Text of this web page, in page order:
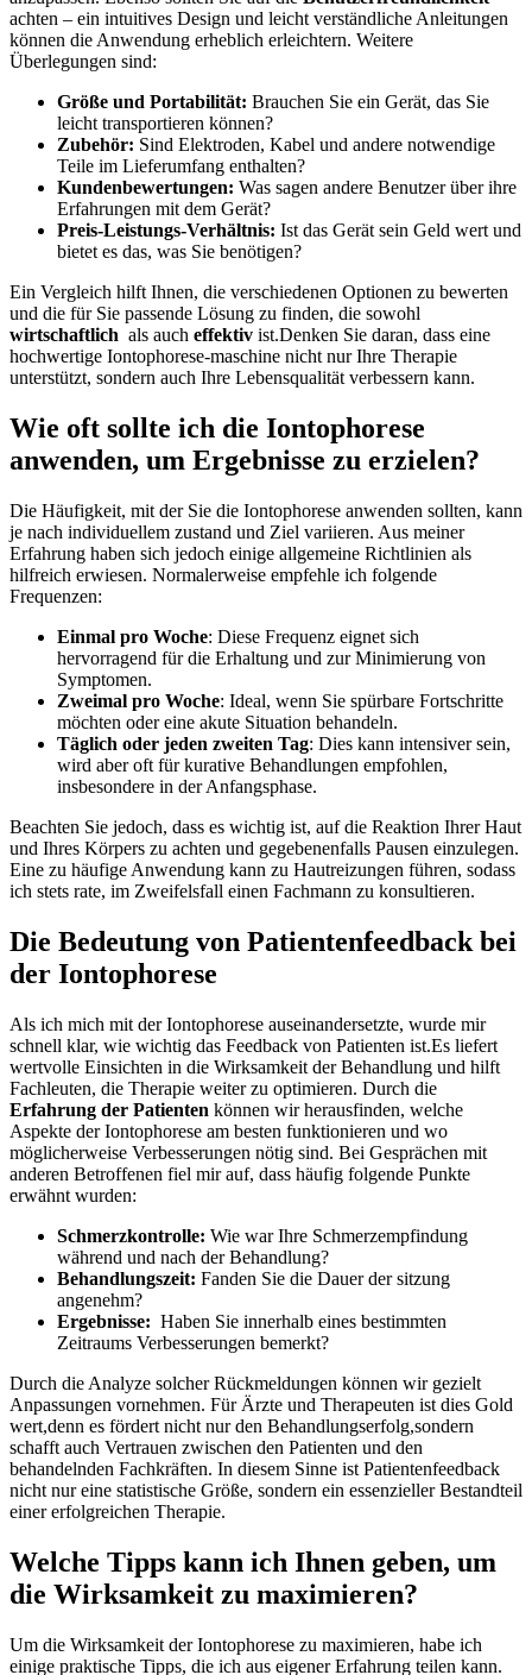
achten – ein ‍intuitives Design und​ leicht verständliche Anleitungen
können⁢ die Anwendung erheblich ⁢erleichtern. Weitere
Überlegungen sind:
Größe und ⁤Portabilität: Brauchen ⁣Sie ein Gerät,​ das Sie
leicht transportieren können?
Zubehör: Sind Elektroden, Kabel ⁤und andere notwendige
Teile ‌im Lieferumfang enthalten?
Kundenbewertungen: Was⁣ sagen andere Benutzer über ⁤ihre
Erfahrungen mit dem Gerät?
Preis-Leistungs-Verhältnis: Ist das Gerät sein Geld⁢ wert​ und
bietet es das,‍ was ‍Sie benötigen?
Ein Vergleich hilft Ihnen, die‍ verschiedenen Optionen ⁣zu bewerten‌
und die für Sie passende Lösung‌ zu finden, die sowohl
wirtschaftlich ⁤ als auch effektiv ist.Denken Sie daran, dass ⁤eine
hochwertige⁢ Iontophorese-maschine nicht nur Ihre Therapie
unterstützt, sondern auch Ihre Lebensqualität ⁣verbessern kann.
Wie oft sollte ich die Iontophorese
anwenden, um Ergebnisse zu erzielen?
Die Häufigkeit, mit ⁣der Sie‍ die ⁣Iontophorese⁣ anwenden sollten, kann
je nach ‌individuellem zustand und‍ Ziel variieren. Aus meiner
Erfahrung haben​ sich jedoch einige‍ allgemeine Richtlinien als
hilfreich erwiesen. Normalerweise empfehle ich folgende
Frequenzen:
Einmal pro ​Woche: Diese Frequenz eignet sich
hervorragend für die ⁢Erhaltung und​ zur Minimierung von
Symptomen.
Zweimal pro Woche: Ideal, wenn ⁢Sie spürbare Fortschritte
möchten oder eine akute Situation behandeln.
Täglich oder​ jeden zweiten ⁢Tag: ​Dies kann intensiver sein,
wird aber⁤ oft für kurative Behandlungen empfohlen,
insbesondere⁣ in der Anfangsphase.
Beachten Sie jedoch, ⁣dass‍ es⁤ wichtig ⁤ist, auf die Reaktion Ihrer ⁢Haut
und Ihres Körpers zu achten und gegebenenfalls ⁤Pausen ​einzulegen.
Eine zu häufige Anwendung kann zu Hautreizungen⁤ führen, sodass
ich stets rate, im Zweifelsfall einen Fachmann zu konsultieren.
Die Bedeutung von Patientenfeedback bei
der‍ Iontophorese
Als ich mich mit der Iontophorese auseinandersetzte, ⁢wurde mir
schnell klar,‌ wie wichtig das Feedback von⁣ Patienten ist.Es liefert
wertvolle Einsichten in die Wirksamkeit der Behandlung und ⁣hilft
Fachleuten, die Therapie weiter zu optimieren.‌ Durch die
Erfahrung der Patienten ‍können wir herausfinden, ⁢welche
Aspekte der Iontophorese am besten funktionieren und wo
möglicherweise Verbesserungen nötig sind. ‌Bei Gesprächen⁣ mit
‍anderen ‌Betroffenen fiel mir auf, dass häufig folgende Punkte⁤
erwähnt wurden:
Schmerzkontrolle: ⁣Wie​ war Ihre Schmerzempfindung
⁣während und nach ⁢der​ Behandlung?
Behandlungszeit: Fanden Sie die Dauer der sitzung
angenehm?
Ergebnisse: ⁢ Haben Sie innerhalb eines bestimmten
Zeitraums Verbesserungen bemerkt?
Durch die Analyze solcher Rückmeldungen können‍ wir gezielt
Anpassungen vornehmen. Für Ärzte und Therapeuten ist dies Gold
wert,denn ‍es fördert⁤ nicht‍ nur ⁤den ⁣Behandlungserfolg,sondern
schafft auch Vertrauen zwischen ‍den⁢ Patienten und den
behandelnden Fachkräften. In ⁢diesem ⁣Sinne⁤ ist Patientenfeedback
nicht nur ⁤eine statistische​ Größe,‌ sondern ⁢ein essenzieller Bestandteil
einer erfolgreichen Therapie.
Welche Tipps kann‍ ich Ihnen geben, um
die Wirksamkeit zu maximieren?
Um ​die Wirksamkeit der‍ Iontophorese ⁤zu maximieren, habe ich
einige⁢ praktische Tipps, die ich aus eigener ‍Erfahrung teilen‌ kann.